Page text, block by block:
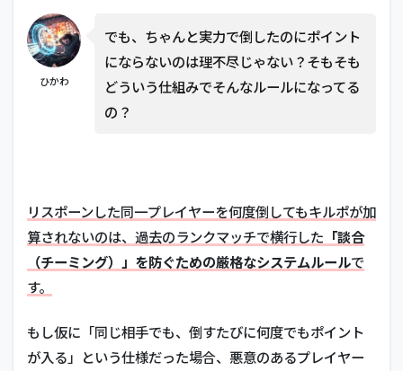
ひかわ
でも、ちゃんと実力で倒したのにポイント
にならないのは理不尽じゃない？そもそも
どういう仕組みでそんなルールになってる
の？
リスポーンした同一プレイヤーを何度倒してもキルポが加
算されないのは、過去のランクマッチで横行した 「談合
（チーミング）」を防ぐための厳格なシステムルールで
す。
もし仮に「同じ相手でも、倒すたびに何度でもポイント
が入る」という仕様だった場合、悪意のあるプレイヤー